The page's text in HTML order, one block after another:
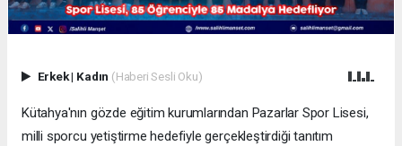
Erkek| Kadın (Haberi Sesli Oku)
Kütahya'nın gözde eğitim kurumlarından Pazarlar Spor Lisesi,
milli sporcu yetiştirme hedefiyle gerçekleştirdiği tanıtım